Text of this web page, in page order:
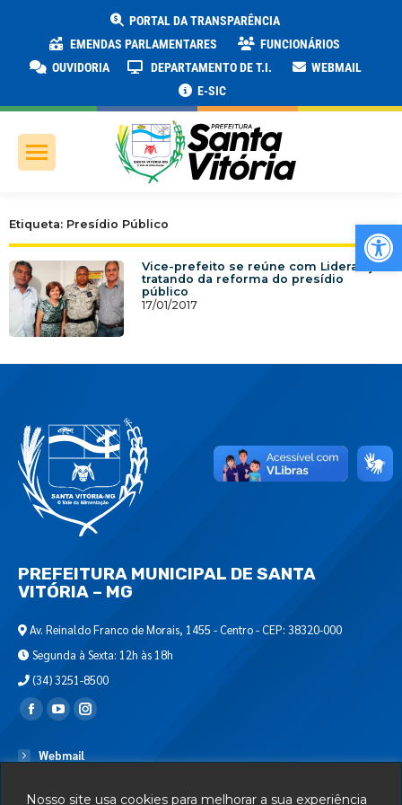
Nosso site usa cookies para melhorar a sua experiência
PORTAL DA TRANSPARÊNCIA
EMENDAS PARLAMENTARES
FUNCIONÁRIOS
OUVIDORIA
DEPARTAMENTO DE T.I.
WEBMAIL
E-SIC
Etiqueta: Presídio Público
Vice-prefeito se reúne com Lideranças
tratando da reforma do presídio
público
17/01/2017
PREFEITURA MUNICIPAL DE SANTA
VITÓRIA – MG
Av. Reinaldo Franco de Morais, 1455 - Centro - CEP: 38320-000
Segunda à Sexta: 12h às 18h
(34) 3251-8500
Encontre-nos em:
Webmail